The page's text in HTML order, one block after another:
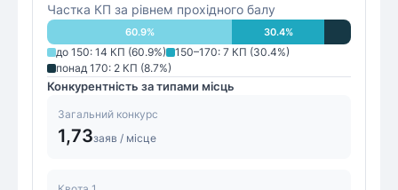
Частка КП за рівнем прохідного балу
60.9% 30.4%
до 150: 14 КП (60.9%) 150–170: 7 КП (30.4%)
понад 170: 2 КП (8.7%)
Конкурентність за типами місць
Загальний конкурс
1,73заяв / місце